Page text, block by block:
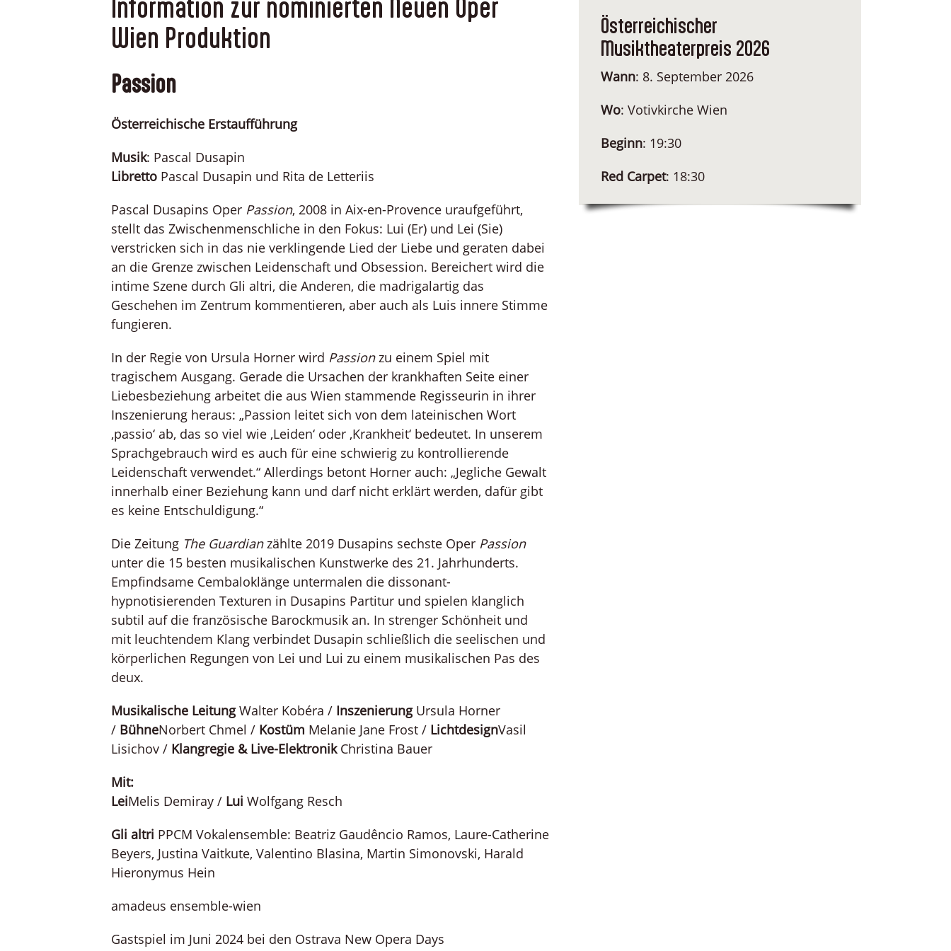
Information zur nominierten Neuen Oper
Wien Produktion
Passion
Österreichische Erstaufführung
Musik: Pascal Dusapin
LibrettoPascal Dusapin und Rita de Letteriis
Pascal Dusapins Oper Passion, 2008 in Aix-en-Provence uraufgeführt,
stellt das Zwischenmenschliche in den Fokus: Lui (Er) und Lei (Sie)
verstricken sich in das nie verklingende Lied der Liebe und geraten dabei
an die Grenze zwischen Leidenschaft und Obsession. Bereichert wird die
intime Szene durch Gli altri, die Anderen, die madrigalartig das
Geschehen im Zentrum kommentieren, aber auch als Luis innere Stimme
fungieren.
In der Regie von Ursula Horner wird Passionzu einem Spiel mit
tragischem Ausgang. Gerade die Ursachen der krankhaften Seite einer
Liebesbeziehung arbeitet die aus Wien stammende Regisseurin in ihrer
Inszenierung heraus: „Passion leitet sich von dem lateinischen Wort
‚passio‘ ab, das so viel wie ‚Leiden‘ oder ‚Krankheit‘ bedeutet. In unserem
Sprachgebrauch wird es auch für eine schwierig zu kontrollierende
Leidenschaft verwendet.“ Allerdings betont Horner auch: „Jegliche Gewalt
innerhalb einer Beziehung kann und darf nicht erklärt werden, dafür gibt
es keine Entschuldigung.“
Die Zeitung The Guardianzählte 2019 Dusapins sechste Oper Passion
unter die 15 besten musikalischen Kunstwerke des 21. Jahrhunderts.
Empfindsame Cembaloklänge untermalen die dissonant-
hypnotisierenden Texturen in Dusapins Partitur und spielen klanglich
subtil auf die französische Barockmusik an. In strenger Schönheit und
mit leuchtendem Klang verbindet Dusapin schließlich die seelischen und
körperlichen Regungen von Lei und Lui zu einem musikalischen Pas des
deux.
Musikalische LeitungWalter Kobéra /InszenierungUrsula Horner
/ BühneNorbert Chmel / Kostüm Melanie Jane Frost / LichtdesignVasil
Lisichov / Klangregie & Live-ElektronikChristina Bauer
Mit:
LeiMelis Demiray / Lui Wolfgang Resch
Gli altri PPCM Vokalensemble: Beatriz Gaudêncio Ramos, Laure-Catherine
Beyers, Justina Vaitkute, Valentino Blasina, Martin Simonovski, Harald
Hieronymus Hein
amadeus ensemble-wien
Gastspiel im Juni 2024 bei den Ostrava New Opera Days
Österreichischer
Musiktheaterpreis 2026
Wann: 8. September 2026
Wo: Votivkirche Wien
Beginn: 19:30
Red Carpet: 18:30